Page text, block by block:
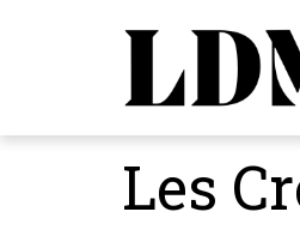
Les